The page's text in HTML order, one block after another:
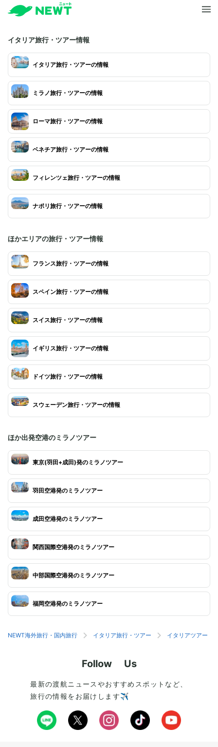
イタリア旅行・ツアー情報
イタリア旅行・ツアーの情報
ミラノ旅行・ツアーの情報
ローマ旅行・ツアーの情報
ベネチア旅行・ツアーの情報
フィレンツェ旅行・ツアーの情報
ナポリ旅行・ツアーの情報
ほかエリアの旅行・ツアー情報
フランス旅行・ツアーの情報
スペイン旅行・ツアーの情報
スイス旅行・ツアーの情報
イギリス旅行・ツアーの情報
ドイツ旅行・ツアーの情報
スウェーデン旅行・ツアーの情報
ほか出発空港のミラノツアー
東京(羽田+成田)発のミラノツアー
羽田空港発のミラノツアー
成田空港発のミラノツアー
関西国際空港発のミラノツアー
中部国際空港発のミラノツアー
福岡空港発のミラノツアー
NEWT海外旅行・国内旅行 イタリア旅行・ツアー イタリアツアー
Follow Us
最新の渡航ニュースやおすすめスポットなど、
旅行の情報をお届けします✈️